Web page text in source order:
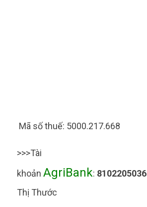
Mã số thuế: 5000.217.668
>>>Tài
khoản AgriBank:
Thị Thước